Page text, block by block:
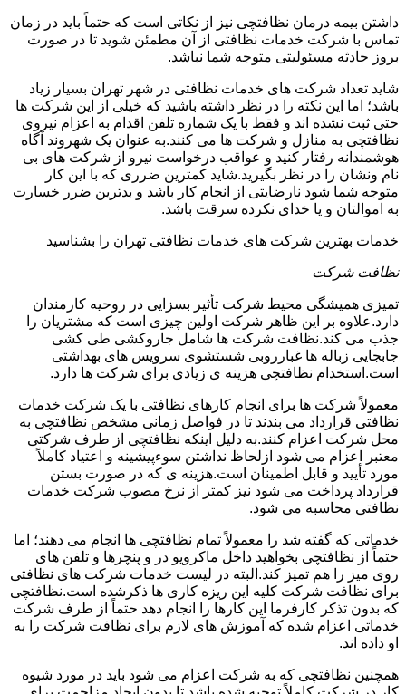
داشتن بیمه درمان نظافتچی نیز از نکاتی است که حتماً باید در زمان
تماس با شرکت خدمات نظافتی از آن مطمئن شوید تا در صورت
بروز حادثه مسئولیتی متوجه شما نباشد.
شاید تعداد شرکت های خدمات نظافتی در شهر تهران بسیار زیاد
باشد؛ اما این نکته را در نظر داشته باشید که خیلی از این شرکت ها
حتی ثبت نشده اند و فقط با یک شماره تلفن اقدام به اعزام نیروی
نظافتچی به منازل و شرکت ها می کنند.به عنوان یک شهروند آگاه
هوشمندانه رفتار کنید و عواقب درخواست نیرو از شرکت های بی
نام ونشان را در نظر بگیرید.شاید کمترین ضرری که با این کار
متوجه شما شود نارضایتی از انجام کار باشد و بدترین ضرر خسارت
به اموالتان و یا خدای نکرده سرقت باشد.
خدمات بهترین شرکت های خدمات نظافتی تهران را بشناسید
نظافت شرکت
تمیزی همیشگی محیط شرکت تأثیر بسزایی در روحیه کارمندان
دارد.علاوه بر این ظاهر شرکت اولین چیزی است که مشتریان را
جذب می کند.نظافت شرکت ها شامل جاروکشی طی کشی
جابجایی زباله ها غبارروبی شستشوی سرویس های بهداشتی
است.استخدام نظافتچی هزینه ی زیادی برای شرکت ها دارد.
معمولاً شرکت ها برای انجام کارهای نظافتی با یک شرکت خدمات
نظافتی قرارداد می بندند تا در فواصل زمانی مشخص نظافتچی به
محل شرکت اعزام کنند.به دلیل اینکه نظافتچی از طرف شرکتی
معتبر اعزام می شود ازلحاظ نداشتن سوءپیشینه و اعتیاد کاملاً
مورد تأیید و قابل اطمینان است.هزینه ی که در صورت بستن
قرارداد پرداخت می شود نیز کمتر از نرخ مصوب شرکت خدمات
نظافتی محاسبه می شود.
خدماتی که گفته شد را معمولاً تمام نظافتچی ها انجام می دهند؛ اما
حتماً از نظافتچی بخواهید داخل ماکرویو در و پنچرها و تلفن های
روی میز را هم تمیز کند.البته در لیست خدمات شرکت های نظافتی
برای نظافت شرکت کلیه این ریزه کاری ها ذکرشده است.نظافتچی
که بدون تذکر کارفرما این کارها را انجام دهد حتماً از طرف شرکت
خدماتی اعزام شده که آموزش های لازم برای نظافت شرکت را به
او داده اند.
همچنین نظافتچی که به شرکت اعزام می شود باید در مورد شیوه